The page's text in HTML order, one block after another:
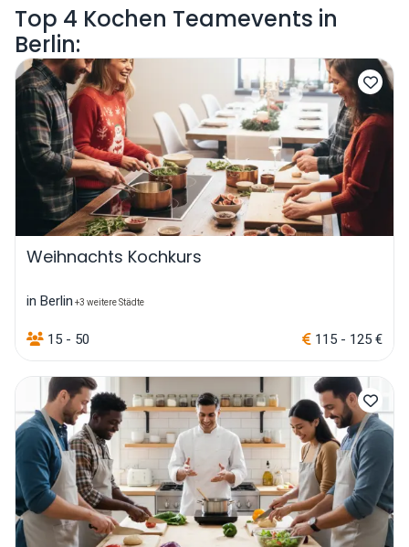
Top 4 Kochen Teamevents in
Berlin:
Weihnachts Kochkurs
in Berlin +3 weitere Städte
15 - 50 115 - 125 €